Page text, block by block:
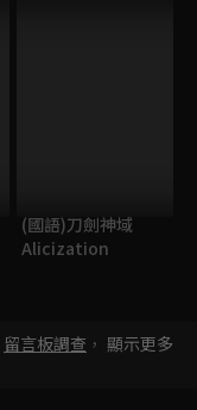
(國語)刀劍神域
Alicization
留言板調查 ， 顯示更多